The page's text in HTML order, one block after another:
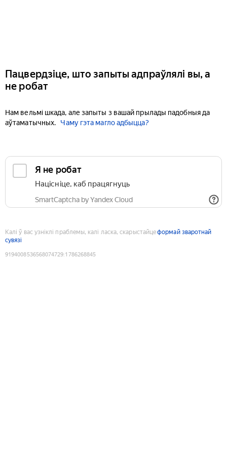
Пацвердзіце, што запыты адпраўлялі вы, а
не робат
Нам вельмі шкада, але запыты з вашай прылады падобныя да
аўтаматычных.
Чаму гэта магло адбыцца?
Я не робат
Націсніце, каб працягнуць
SmartCaptcha by Yandex Cloud
Калі ў вас узніклі праблемы, калі ласка, скарыстайцеформай зваротнай
сувязі
9194008536568074729:1786268845